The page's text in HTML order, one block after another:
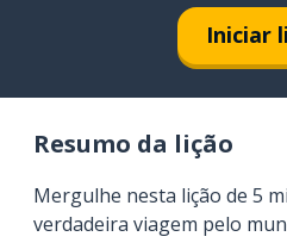
Iniciar
Resumo da lição
Mergulhe nesta lição de 5
verdadeira viagem pelo